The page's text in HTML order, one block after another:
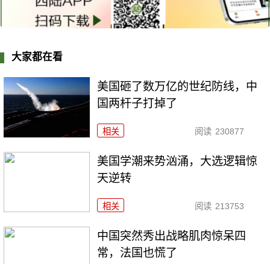
大家都在看
美国砸了数万亿的世纪防线，中
国两杆子打掉了
相关 阅读 230877
美国学潮来势汹涌，大选逻辑惊
天逆转
相关 阅读 213753
中国突然秀出战略肌肉惊呆四
常，法国也慌了